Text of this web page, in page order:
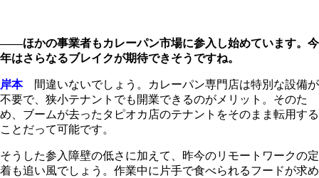
――ほかの事業者もカレーパン市場に参入し始めています。今
年はさらなるブレイクが期待できそうですね。
岸本間違いないでしょう。カレーパン専門店は特別な設備が
不要で、狭小テナントでも開業できるのがメリット。そのた
め、ブームが去ったタピオカ店のテナントをそのまま転用する
ことだって可能です。
そうした参入障壁の低さに加えて、昨今のリモートワークの定
着も追い風でしょう。作業中に片手で食べられるフードが求め